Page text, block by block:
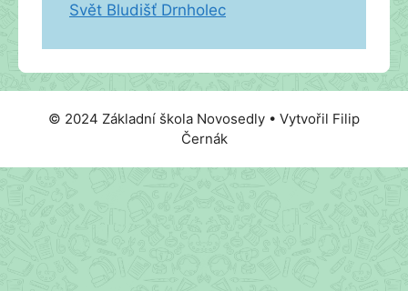
Svět Bludišť Drnholec
© 2024 Základní škola Novosedly • Vytvořil Filip
Černák